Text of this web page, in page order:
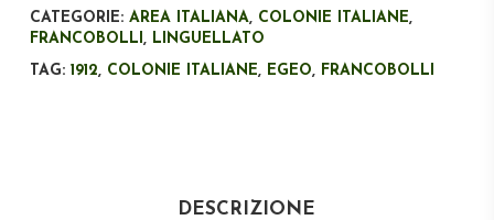
CATEGORIE: AREA ITALIANA, COLONIE ITALIANE,
FRANCOBOLLI , LINGUELLATO
TAG: 1912, COLONIE ITALIANE, EGEO, FRANCOBOLLI
DESCRIZIONE